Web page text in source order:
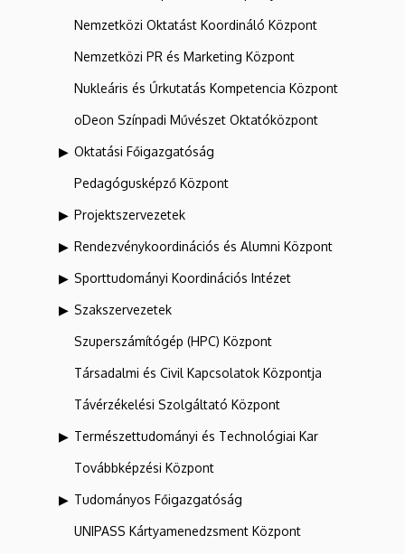
Nemzetközi Oktatást Koordináló Központ
Nemzetközi PR és Marketing Központ
Nukleáris és Űrkutatás Kompetencia Központ
oDeon Színpadi Művészet Oktatóközpont
Oktatási Főigazgatóság
Pedagógusképző Központ
Projektszervezetek
Rendezvénykoordinációs és Alumni Központ
Sporttudományi Koordinációs Intézet
Szakszervezetek
Szuperszámítógép (HPC) Központ
Társadalmi és Civil Kapcsolatok Központja
Távérzékelési Szolgáltató Központ
Természettudományi és Technológiai Kar
Továbbképzési Központ
Tudományos Főigazgatóság
UNIPASS Kártyamenedzsment Központ